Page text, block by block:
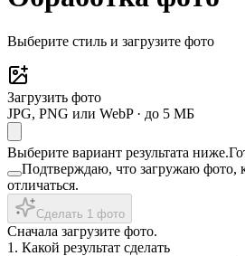
Выберите стиль и загрузите фото
Загрузить фото
JPG, PNG или WebP · до 5 МБ
Выберите вариант результата
Подтверждаю, что загружаю фото,
отличаться.
Сделать 1 фото
Сначала загрузите фото.
1. Какой результат сделать